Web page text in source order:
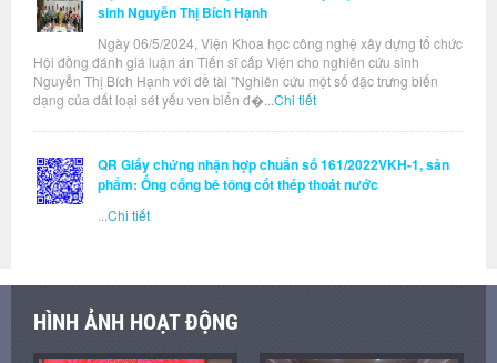
sinh Nguyễn Thị Bích Hạnh
Ngày 06/5/2024, Viện Khoa học công nghệ xây dựng tổ chức
Hội đồng đánh giá luận án Tiến sĩ cấp Viện cho nghiên cứu sinh
Nguyễn Thị Bích Hạnh với đề tài "Nghiên cứu một số đặc trưng biến
dạng của đất loại sét yếu ven biển đ�... Chi tiết
QR Giấy chứng nhận hợp chuẩn số 161/2022VKH-1, sản
phẩm: Ống cống bê tông cốt thép thoát nước
Chi tiết
HÌNH ẢNH HOẠT ĐỘNG